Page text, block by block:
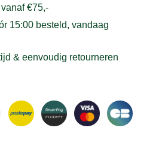
€75,-
15:00 besteld, vandaag
& eenvoudig retourneren